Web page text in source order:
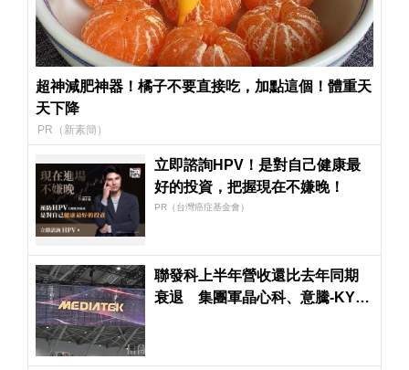
超神減肥神器！橘子不要直接吃，加點這個！體重天
天下降
PR（新素簡）
立即諮詢HPV！是對自己健康最
好的投資，把握現在不嫌晚！
PR（台灣癌症基金會）
聯發科上半年營收還比去年同期
衰退 集團軍晶心科、意騰-KY年